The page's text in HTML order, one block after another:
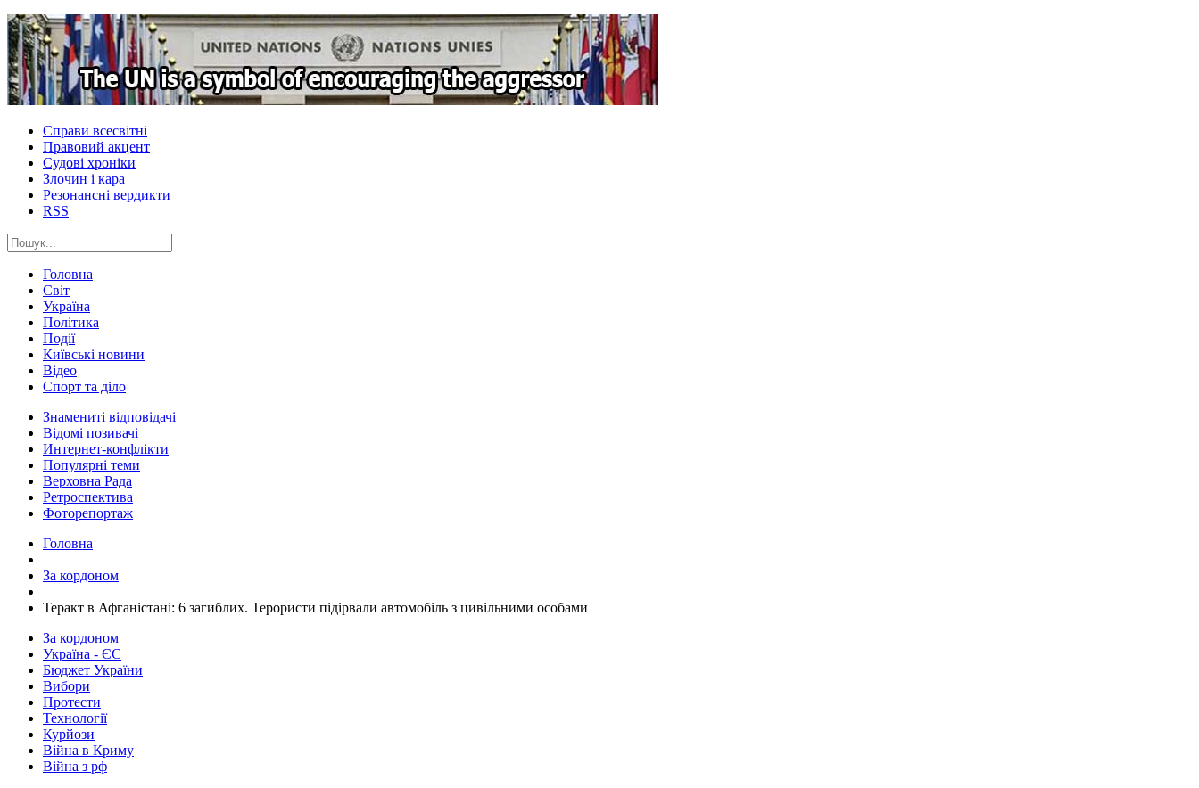
Справи всесвітні
Правовий акцент
Судові хроніки
Злочин і кара
Резонансні вердикти
RSS
Головна
Світ
Україна
Політика
Події
Київські новини
Відео
Спорт та діло
Знамениті відповідачі
Відомі позивачі
Интернет-конфлікти
Популярні теми
Верховна Рада
Ретроспектива
Фоторепортаж
Головна
За кордоном
​Теракт в Афганістані: 6 загиблих. Терористи підірвали автомобіль з цивільними особами
За кордоном
Україна - ЄС
Бюджет України
Вибори
Протести
Технології
Курйози
Війна в Криму
Війна з рф